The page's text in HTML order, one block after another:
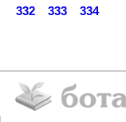
332
333 334